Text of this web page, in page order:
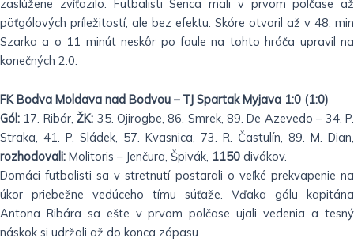
zaslúžene zvíťazilo. Futbalisti Senca mali v prvom polčase až
päťgólových príležitostí, ale bez efektu. Skóre otvoril až v 48. min
Szarka a o 11 minút neskôr po faule na tohto hráča upravil na
konečných 2:0.
FK Bodva Moldava nad Bodvou – TJ Spartak Myjava 1:0 (1:0)
Gól: 17. Ribár,ŽK: 35. Ojirogbe, 86. Smrek, 89. De Azevedo – 34. P.
Straka, 41. P. Sládek, 57. Kvasnica, 73. R. Častulín, 89. M. Dian,
rozhodovali: Molitoris – Jenčura, Špivák, 1150 divákov.
Domáci futbalisti sa v stretnutí postarali o veľké prekvapenie na
úkor priebežne vedúceho tímu súťaže. Vďaka
gólu kapitána
Antona Ribára sa ešte v prvom polčase ujali vedenia a tesný
náskok si udržali až do konca zápasu.